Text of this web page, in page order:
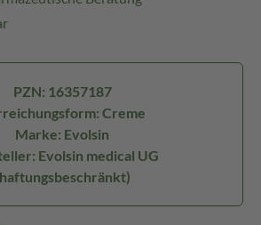
PZN: 16357187
Creme
Marke: Evolsin
Evolsin medical UG